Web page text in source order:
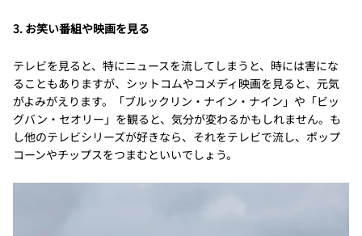
3. お笑い番組や映画を見る
テレビを見ると、特にニュースを流してしまうと、時には害にな
ることもありますが、シットコムやコメディ映画を見ると、元気
がよみがえります。「ブルックリン・ナイン・ナイン」や「ビッ
グバン・セオリー」を観ると、気分が変わるかもしれません。も
し他のテレビシリーズが好きなら、それをテレビで流し、ポップ
コーンやチップスをつまむといいでしょう。